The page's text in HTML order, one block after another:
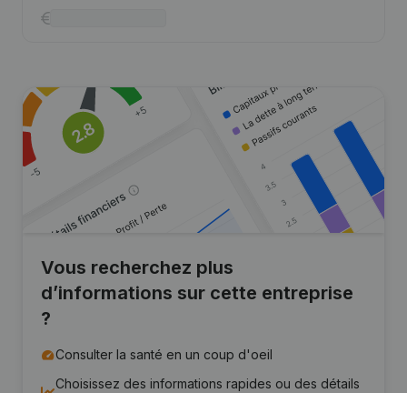
Vous recherchez plus
d’informations sur cette entreprise
?
Consulter la santé en un coup d'oeil
Choisissez des informations rapides ou des détails